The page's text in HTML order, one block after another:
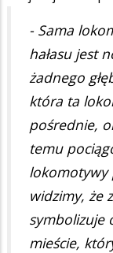
- Sama
hałasu jest
żadnego
która ta
pośrednie,
temu
lokomotywy
widzimy, że
symbolizuje
mieście,